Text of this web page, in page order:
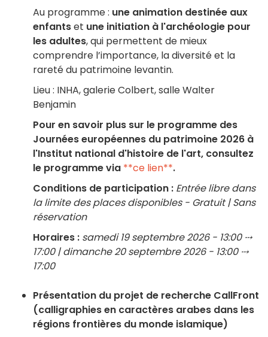
Au programme : une animation destinée aux
enfantset une initiation à l'archéologie pour
les adultes, qui permettent de mieux
comprendre l’importance, la diversité et la
rareté du patrimoine levantin.
Lieu : INHA, galerie Colbert, salle Walter
Benjamin
Pour en savoir plus sur le programme des
Journées européennes du patrimoine 2026 à
l'Institut national d'histoire de l'art, consultez
le programme via **ce lien**.
Conditions de participation : Entrée libre dans
la limite des places disponibles - Gratuit | Sans
réservation
Horaires : samedi 19 septembre 2026 - 13:00 ⤏
17:00 | dimanche 20 septembre 2026 - 13:00 ⤏
17:00
Présentation du projet de recherche CallFront
(calligraphies en caractères arabes dans les
régions frontières du monde islamique)